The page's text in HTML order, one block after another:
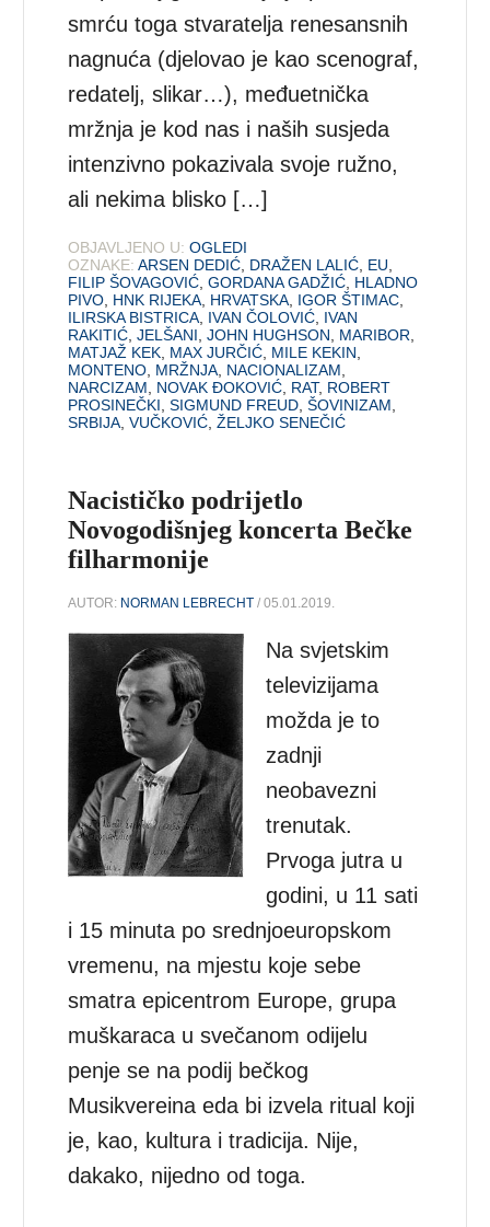
smrću toga stvaratelja renesansnih
nagnuća (djelovao je kao scenograf,
redatelj, slikar…), međuetnička
mržnja je kod nas i naših susjeda
intenzivno pokazivala svoje ružno,
ali nekima blisko […]
OBJAVLJENO U: OGLEDI
OZNAKE: ARSEN DEDIĆ DRAŽEN LALIĆ EU
FILIP ŠOVAGOVIĆ ,GORDANA GADŽIĆ HLADNO
PIVO HNK RIJEKA HRVATSKA IGOR ŠTIMAC
ILIRSKA BISTRICA IVAN ČOLOVIĆ IVAN
RAKITIĆ ,JELŠANI ,JOHN HUGHSON MARIBOR
MATJAŽ KEK MAX JURČIĆ MILE KEKIN
MONTENO MRŽNJA NACIONALIZAM
NARCIZAM
NOVAK ĐOKOVIĆ RAT, ROBERT
PROSINEČKI ,SIGMUND FREUD ,ŠOVINIZAM
SRBIJA ,VUČKOVIĆ ,ŽELJKO SENEČIĆ
Nacističko podrijetlo
Novogodišnjeg koncerta Bečke
filharmonije
AUTOR: NORMAN LEBRECHT / 05.01.2019.
Na svjetskim
televizijama
možda je to
zadnji
neobavezni
trenutak.
Prvoga jutra u
godini, u 11 sati
i 15 minuta po srednjoeuropskom
vremenu, na mjestu koje sebe
smatra epicentrom Europe, grupa
muškaraca u svečanom odijelu
penje se na podij bečkog
Musikvereina eda bi izvela ritual koji
je, kao, kultura i tradicija. Nije,
dakako, nijedno od toga.